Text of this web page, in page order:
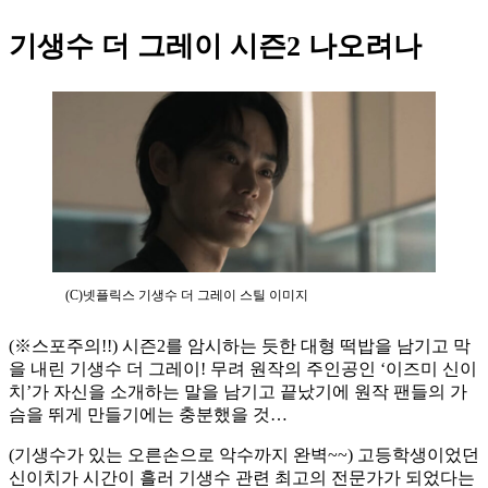
기생수 더 그레이 시즌2 나오려나
(C)넷플릭스 기생수 더 그레이 스틸 이미지
(※스포주의!!) 시즌2를 암시하는 듯한 대형 떡밥을 남기고 막
을 내린 기생수 더 그레이! 무려 원작의 주인공인 ‘이즈미 신이
치’가 자신을 소개하는 말을 남기고 끝났기에 원작 팬들의 가
슴을 뛰게 만들기에는 충분했을 것…
(기생수가 있는 오른손으로 악수까지 완벽~~) 고등학생이었던
신이치가 시간이 흘러 기생수 관련 최고의 전문가가 되었다는